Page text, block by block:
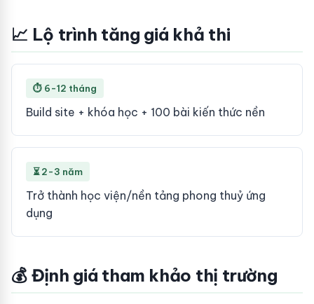
📈 Lộ trình tăng giá khả thi
⏱ 6-12 tháng
Build site + khóa học + 100 bài kiến thức nền
⏳ 2-3 năm
Trở thành học viện/nền tảng phong thuỷ ứng
dụng
💰 Định giá tham khảo thị trường